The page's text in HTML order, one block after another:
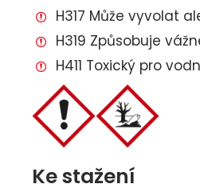
H317 Může vyvolat
H319 Způsobuje
H411 Toxický pro
Ke stažení